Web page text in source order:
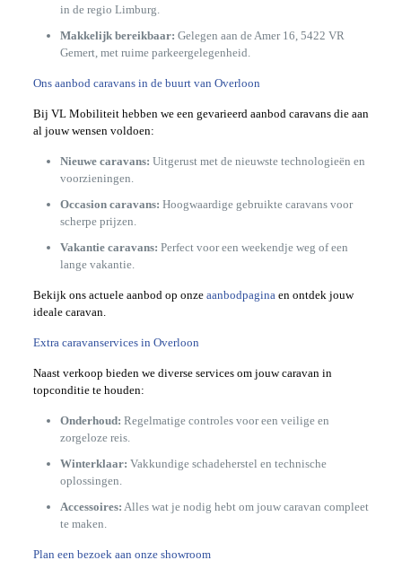
in de regio Limburg.
Makkelijk bereikbaar: Gelegen aan de Amer 16, 5422 VR
Gemert, met ruime parkeergelegenheid.
Ons aanbod caravans in de buurt van Overloon
Bij VL Mobiliteit hebben we een gevarieerd aanbod caravans die aan
al jouw wensen voldoen:
Nieuwe caravans: Uitgerust met de nieuwste technologieën en
voorzieningen.
Occasion caravans: Hoogwaardige gebruikte caravans voor
scherpe prijzen.
Vakantie caravans: Perfect voor een weekendje weg of een
lange vakantie.
Bekijk ons actuele aanbod op onze aanbodpagina en ontdek jouw
ideale caravan.
Extra caravanservices in Overloon
Naast verkoop bieden we diverse services om jouw caravan in
topconditie te houden:
Onderhoud: Regelmatige controles voor een veilige en
zorgeloze reis.
Winterklaar: Vakkundige schadeherstel en technische
oplossingen.
Accessoires: Alles wat je nodig hebt om jouw caravan compleet
te maken.
Plan een bezoek aan onze showroom